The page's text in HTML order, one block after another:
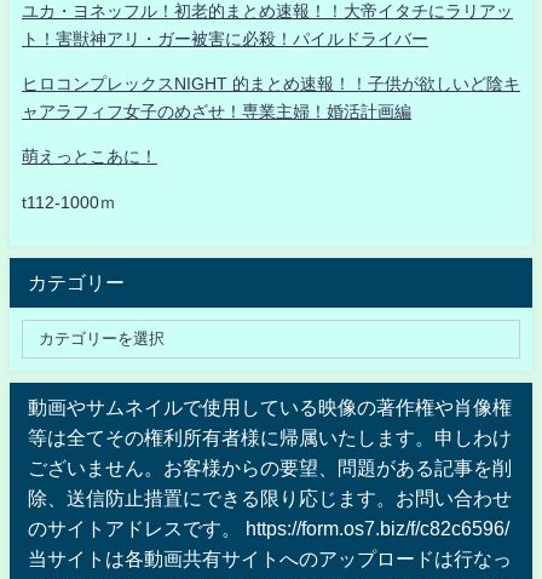
ユカ・ヨネッフル！初老的まとめ速報！！大帝イタチにラリアッ
ト！害獣神アリ・ガー被害に必殺！パイルドライバー
ヒロコンプレックスNIGHT 的まとめ速報！！子供が欲しいど陰キ
ャアラフィフ女子のめざせ！専業主婦！婚活計画編
萌えっとこあに！
t112-1000ｍ
カテゴリー
動画やサムネイルで使用している映像の著作権や肖像権
等は全てその権利所有者様に帰属いたします。申しわけ
ございません。お客様からの要望、問題がある記事を削
除、送信防止措置にできる限り応じます。お問い合わせ
のサイトアドレスです。 https://form.os7.biz/f/c82c6596/
当サイトは各動画共有サイトへのアップロードは行なっ